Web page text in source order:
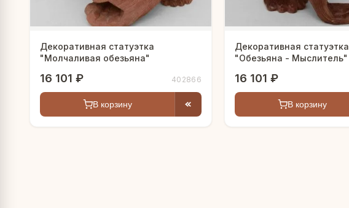
Декоративная статуэтка
"Молчаливая обезьяна"
16 101 ₽ 402866
В корзину
Декоративная статуэтка
"Обезьяна - Мыслитель"
16 101 ₽
В корзину